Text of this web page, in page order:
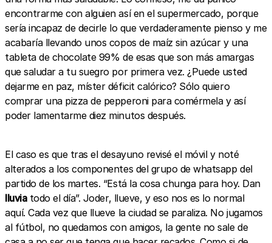
encontrarme con alguien así en el supermercado, porque
sería incapaz de decirle lo que verdaderamente pienso y me
acabaría llevando unos copos de maíz sin azúcar y una
tableta de chocolate 99% de esas que son más amargas
que saludar a tu suegro por primera vez. ¿Puede usted
dejarme en paz, míster déficit calórico? Sólo quiero
comprar una pizza de pepperoni para comérmela y así
poder lamentarme diez minutos después.
El caso es que tras el desayuno revisé el móvil y noté
alterados a los componentes del grupo de whatsapp del
partido de los martes. “Está la cosa chunga para hoy. Dan
lluviatodo el día”. Joder, llueve, y eso nos es lo normal
aquí. Cada vez que llueve la ciudad se paraliza. No jugamos
al fútbol, no quedamos con amigos, la gente no sale de